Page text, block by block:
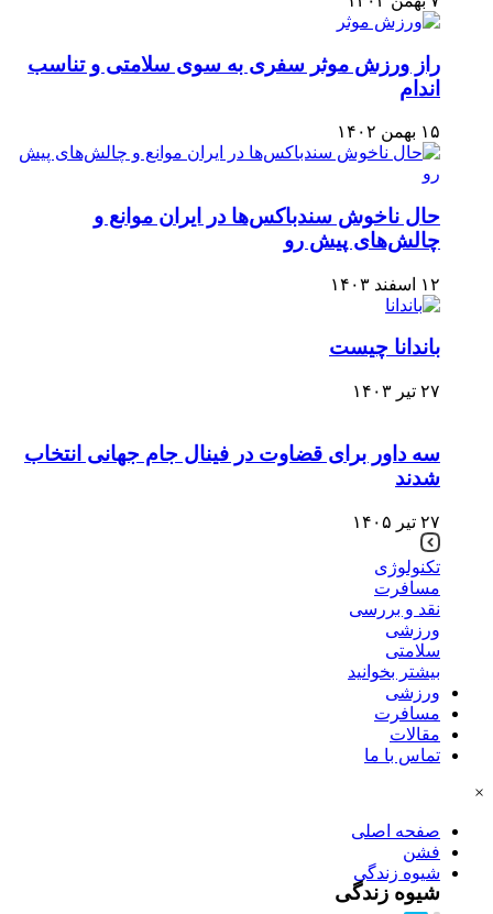
راز ورزش موثر سفری به سوی سلامتی و تناسب
اندام
۱۵ بهمن ۱۴۰۲
حال ناخوش سندباکس‌ها در ایران موانع و
چالش‌های پیش رو
۱۲ اسفند ۱۴۰۳
باندانا چیست
۲۷ تیر ۱۴۰۳
سه داور برای قضاوت در فینال جام جهانی انتخاب
شدند
۲۷ تیر ۱۴۰۵
تکنولوژی
مسافرت
نقد و بررسی
ورزشی
سلامتی
بیشتر بخوانید
ورزشی
مسافرت
مقالات
تماس با ما
×
صفحه اصلی
فشن
شیوه زندگی
شیوه زندگی